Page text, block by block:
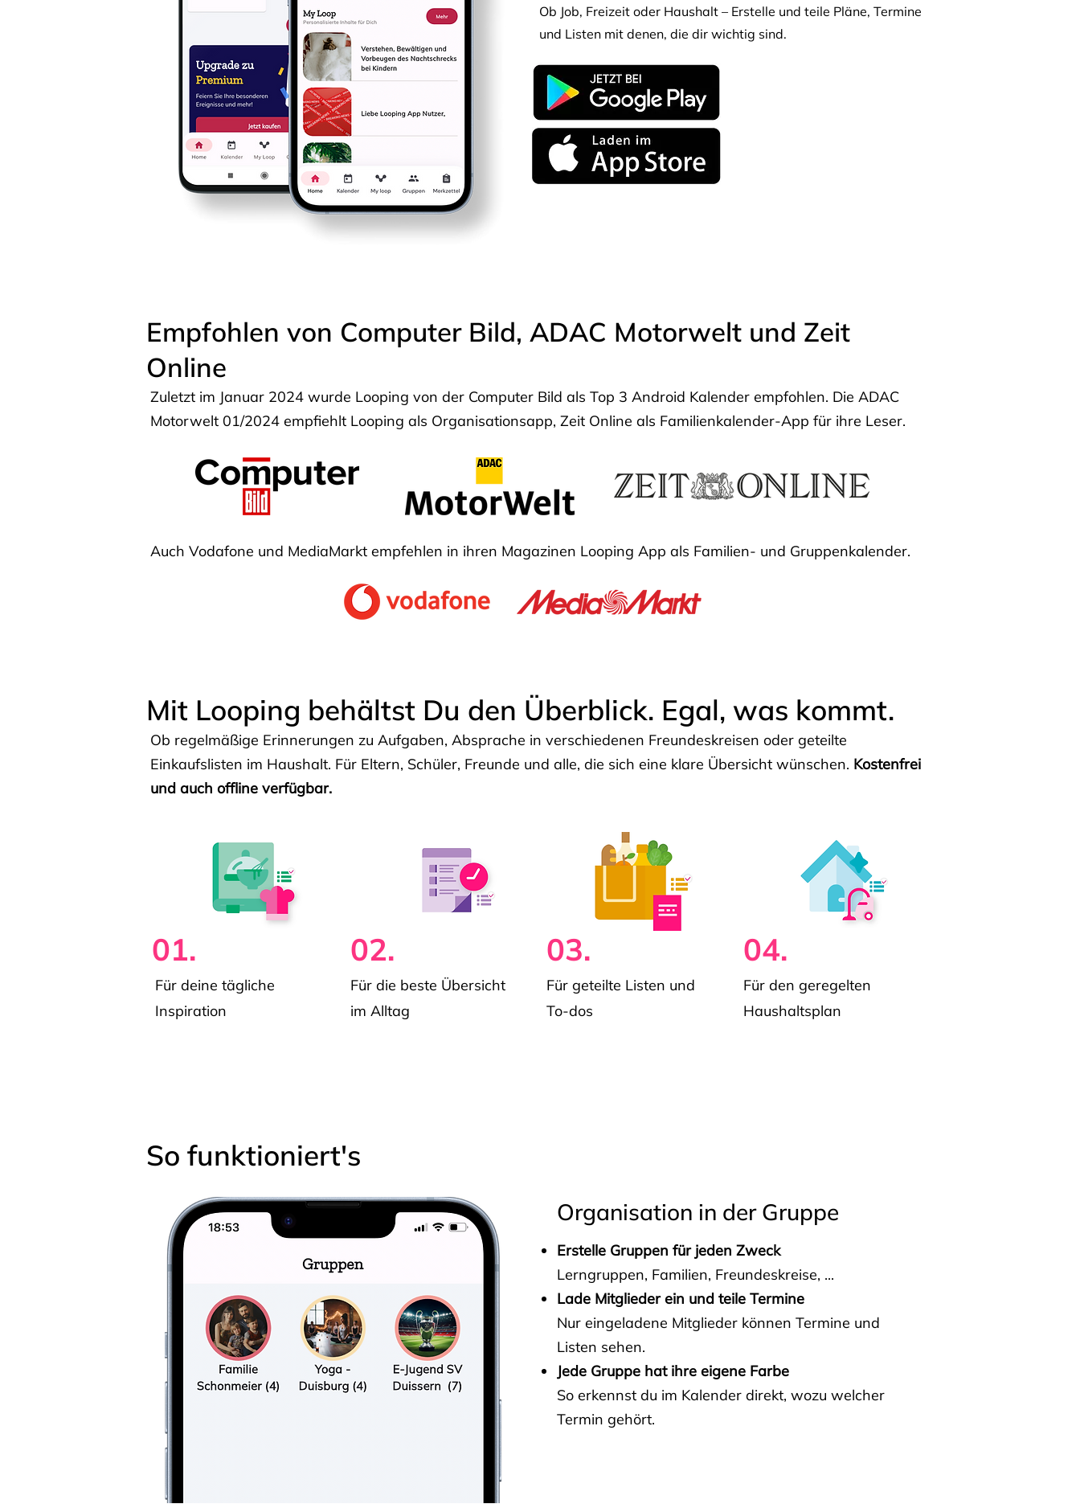
Ob Job, Freizeit oder Haushalt – Erstelle und teile Pläne, Termine
und Listen mit denen, die dir wichtig sind.
Empfohlen von Computer Bild, ADAC Motorwelt und Zeit
Online
Zuletzt im Januar 2024 wurde Looping von der Computer Bild als Top 3 Android Kalender empfohlen. Die ADAC
Motorwelt 01/2024 empfiehlt Looping als Organisationsapp, Zeit Online als Familienkalender-App für ihre Leser.
Auch Vodafone und MediaMarkt empfehlen in ihren Magazinen Looping App als Familien- und Gruppenkalender.
Mit Looping behältst Du den Überblick. Egal, was kommt.
Ob regelmäßige Erinnerungen zu Aufgaben, Absprache in verschiedenen Freundeskreisen oder geteilte
Einkaufslisten im Haushalt. Für Eltern, Schüler, Freunde und alle, die sich eine klare Übersicht wünschen. Kostenfrei
und auch offline verfügbar.
01.
Für deine tägliche
Inspiration
02.
Für die beste Übersicht
im Alltag
03.
Für geteilte Listen und
To-dos
04.
Für den geregelten
Haushaltsplan
So funktioniert's
Organisation in der Gruppe
Erstelle Gruppen für jeden Zweck
Lerngruppen, Familien, Freundeskreise, ...
Lade Mitglieder ein und teile Termine
Nur eingeladene Mitglieder können Termine und
Listen sehen.
Jede Gruppe hat ihre eigene Farbe
So erkennst du im Kalender direkt, wozu welcher
Termin gehört.